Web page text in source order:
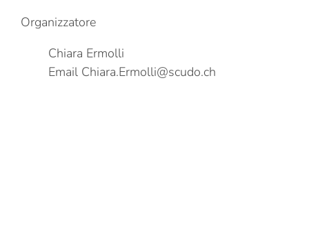
Organizzatore
Chiara Ermolli
Email Chiara.Ermolli@scudo.ch